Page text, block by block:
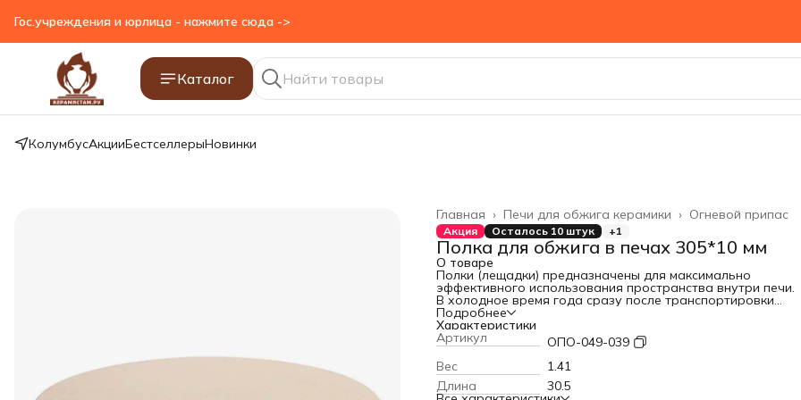
Гос.учреждения и юрлица - нажмите сюда ->
Каталог
КолумбусАкцииБестселлерыНовинки
Огневой припас
Печи для обжига керамики ›
Главная ›
Акция Осталось 10 штук +1
Полка для обжига в печах 305*10 мм
О товаре
Полки (лещадки) предназначены для максимально
эффективного использования пространства внутри печи.
В холодное время года сразу после транспортировки
использование лещадки не рекомендуется. Из-за перепада
температур это может привести к её повреждению.
Желательно, чтобы лещадка перед использованием
находилась 2-3 дня в тепле, и, если она сырая, то
дополнительно рекомендуем поставить ее на просушку у
печки.
Также рекомендуем дожидаться полного высыхания
Подробнее
Характеристики
Артикул
ОПО-049-039
Вес
1.41
Длина
30.5